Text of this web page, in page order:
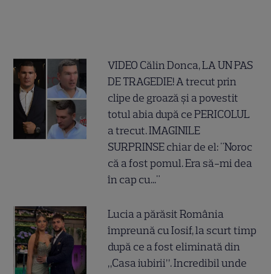
VIDEO Călin Donca, LA UN PAS
DE TRAGEDIE! A trecut prin
clipe de groază și a povestit
totul abia după ce PERICOLUL
a trecut. IMAGINILE
SURPRINSE chiar de el: "Noroc
că a fost pomul. Era să-mi dea
în cap cu..."
Lucia a părăsit România
împreună cu Iosif, la scurt timp
după ce a fost eliminată din
„Casa iubirii”. Incredibil unde